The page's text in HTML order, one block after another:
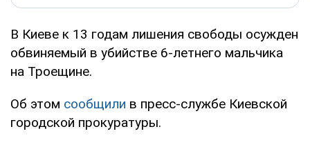
В Киеве к 13 годам лишения свободы осужден
обвиняемый в убийстве 6-летнего мальчика
на Троещине.
Об этом сообщили в пресс-службе Киевской
городской прокуратуры.